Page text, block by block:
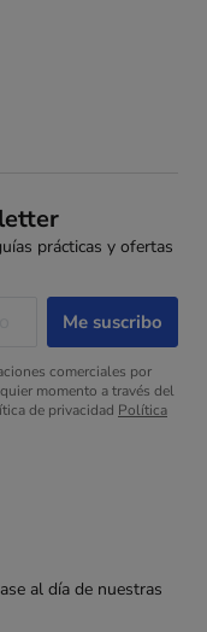
al día de nuestras
prácticas y ofertas
comerciales por
momento a través del
de privacidad Política